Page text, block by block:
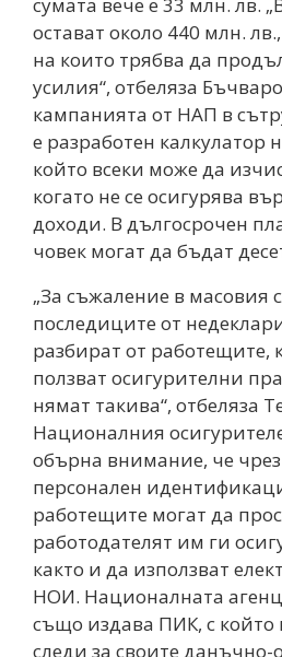
остават около 440 млн.
на които трябва да
усилия“, отбеляза
кампанията от НАП в
е разработен калкулатор
който всеки може да
когато не се осигурява
доходи. В дългосрочен
човек могат да бъдат
„За съжаление в масовия
последиците от
разбират от работещите,
ползват осигурителни
нямат такива“, отбеляза
Националния
обърна внимание, че
персонален
работещите могат да
работодателят им ги
както и да използват
НОИ. Националната
също издава ПИК, с който
следи за своите данъчно-